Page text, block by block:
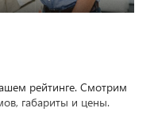
рейтинге. Смотрим
габариты и цены.